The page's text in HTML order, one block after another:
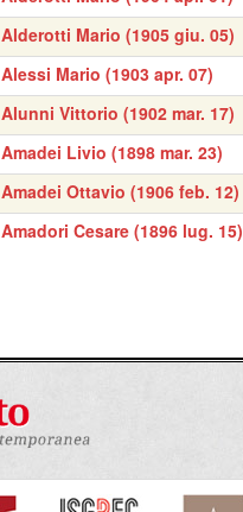
Alderotti Mario (1905 giu. 05)
Alessi Mario (1903 apr. 07)
Alunni Vittorio (1902 mar. 17)
Amadei Livio (1898 mar. 23)
Amadei Ottavio (1906 feb. 12)
Amadori Cesare (1896 lug. 15)